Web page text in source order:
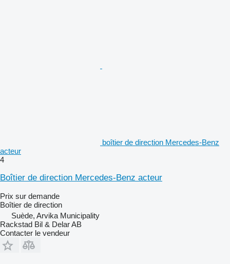
boîtier de direction Mercedes-Benz
acteur
4
Boîtier de direction Mercedes-Benz acteur
Prix sur demande
Boîtier de direction
Suède, Arvika Municipality
Rackstad Bil & Delar AB
Contacter le vendeur